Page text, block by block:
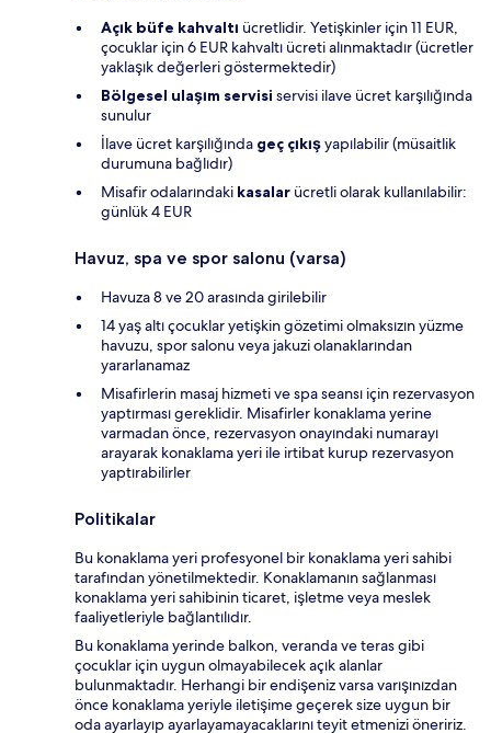
Açık büfe kahvaltı ücretlidir. Yetişkinler için 11 EUR,
çocuklar için 6 EUR kahvaltı ücreti alınmaktadır (ücretler
yaklaşık değerleri göstermektedir)
Bölgesel ulaşım servisi servisi ilave ücret karşılığında
sunulur
İlave ücret karşılığında geç çıkışyapılabilir (müsaitlik
durumuna bağlıdır)
Misafir odalarındaki kasalar ücretli olarak kullanılabilir:
günlük 4 EUR
Havuz, spa ve spor salonu (varsa)
Havuza 8 ve 20 arasında girilebilir
14 yaş altı çocuklar yetişkin gözetimi olmaksızın yüzme
havuzu, spor salonu veya jakuzi olanaklarından
yararlanamaz
Misafirlerin masaj hizmeti ve spa seansı için rezervasyon
yaptırması gereklidir. Misafirler konaklama yerine
varmadan önce, rezervasyon onayındaki numarayı
arayarak konaklama yeri ile irtibat kurup rezervasyon
yaptırabilirler
Politikalar
Bu konaklama yeri profesyonel bir konaklama yeri sahibi
tarafından yönetilmektedir. Konaklamanın sağlanması
konaklama yeri sahibinin ticaret, işletme veya meslek
faaliyetleriyle bağlantılıdır.
Bu konaklama yerinde balkon, veranda ve teras gibi
çocuklar için uygun olmayabilecek açık alanlar
bulunmaktadır. Herhangi bir endişeniz varsa varışınızdan
önce konaklama yeriyle iletişime geçerek size uygun bir
oda ayarlayıp ayarlayamayacaklarını teyit etmenizi öneririz.